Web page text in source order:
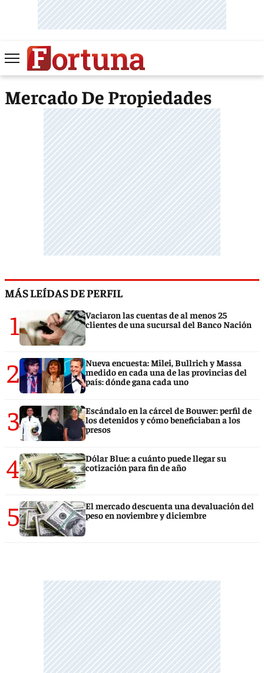
Mercado De Propiedades
MÁS LEÍDAS DE PERFIL
1
Vaciaron las cuentas de al menos 25
clientes de una sucursal del Banco Nación
2
Nueva encuesta: Milei, Bullrich y Massa
medido en cada una de las provincias del
país: dónde gana cada uno
3
Escándalo en la cárcel de Bouwer: perfil de
los detenidos y cómo beneficiaban a los
presos
4
Dólar Blue: a cuánto puede llegar su
cotización para fin de año
5
El mercado descuenta una devaluación del
peso en noviembre y diciembre